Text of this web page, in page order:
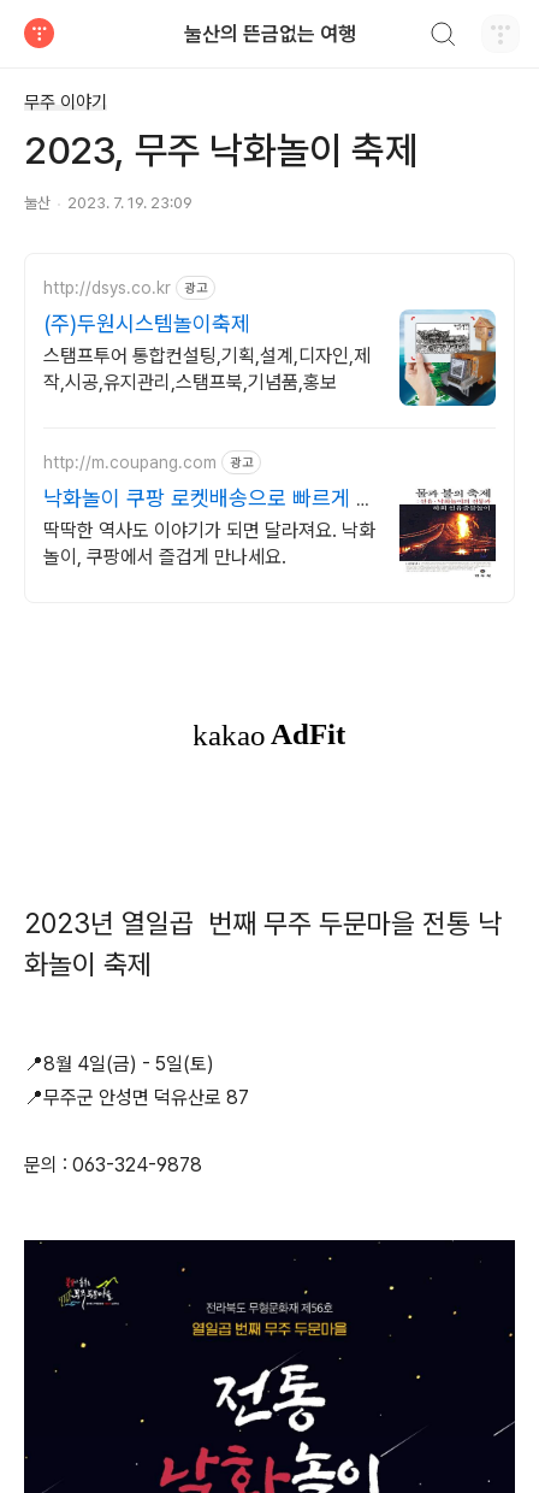
눌산의 뜬금없는 여행
무주 이야기
2023, 무주 낙화놀이 축제
눌산 2023. 7. 19. 23:09
http://dsys.co.kr 광고
(주)두원시스템놀이축제
스탬프투어 통합컨설팅,기획,설계,디자인,제
작,시공,유지관리,스탬프북,기념품,홍보
http://m.coupang.com 광고
낙화놀이 쿠팡 로켓배송으로 빠르게 시
작
딱딱한 역사도 이야기가 되면 달라져요. 낙화
놀이, 쿠팡에서 즐겁게 만나세요.
2023년 열일곱 번째 무주 두문마을 전통 낙
화놀이 축제
📍8월 4일(금) - 5일(토)
📍무주군 안성면 덕유산로 87
문의 : 063-324-9878